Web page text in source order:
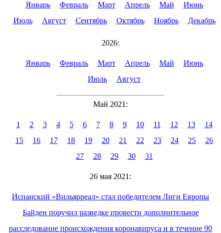
Январь Февраль Март Апрель Май
Июнь
Июль
Август Сентябрь Октябрь Ноябрь Декабрь
2026:
Январь Февраль Март Апрель Май
Июнь
Июль
Август
Май 2021:
1 2 3 4 5 6 7 8 9 10 11 12 13
14
15
16 17 18 19 20 21 22 23 24 25
26
27
28 29 30 31
26 мая 2021:
Испанский «Вильярреал» стал победителем Лиги Европы
Байден поручил разведке провести дополнительное
расследование происхождения коронавируса и в течение 90